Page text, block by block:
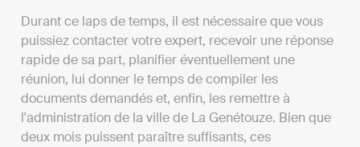
Durant ce laps de temps, il est nécessaire que vous
puissiez contacter votre expert, recevoir une réponse
rapide de sa part, planifier éventuellement une
réunion, lui donner le temps de compiler les
documents demandés et, enfin, les remettre à
l'administration de la ville de La Genétouze. Bien que
deux mois puissent paraître suffisants, ces